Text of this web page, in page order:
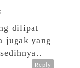
dilipat
jugak yang
Reply